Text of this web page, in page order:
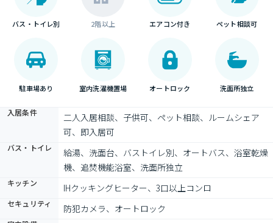
バス・トイレ別 2階以上 エアコン付き ペット相談可
駐車場あり 室内洗濯機置場 オートロック 洗面所独立
入居条件
二人入居相談、子供可、ペット相談、ルームシェア
可、即入居可
バス・トイレ
給湯、洗面台、バストイレ別、オートバス、浴室乾燥
機、追焚機能浴室、洗面所独立
キッチン IHクッキングヒーター、3口以上コンロ
セキュリティ 防犯カメラ、オートロック